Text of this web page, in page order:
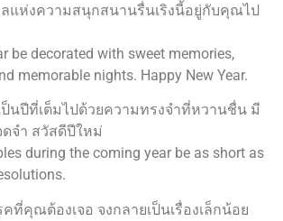
แห่งความสนุกสนานรื่นเริงนี้อยู่กับคุณไป
be decorated with sweet memories,
memorable nights. Happy New Year.
นปีที่เต็มไปด้วยความทรงจำที่หวานชื่น มี
จำ สวัสดีปีใหม่
during the coming year be as short as
ที่คุณต้องเจอ จงกลายเป็นเรื่องเล็กน้อย